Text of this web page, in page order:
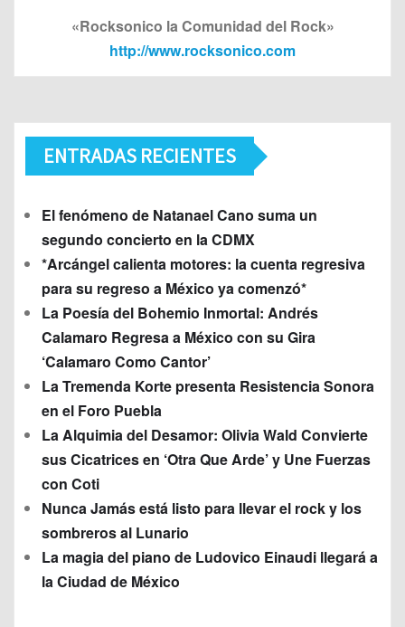
«Rocksonico la Comunidad del Rock»
http://www.rocksonico.com
ENTRADAS RECIENTES
El fenómeno de Natanael Cano suma un
segundo concierto en la CDMX
*Arcángel calienta motores: la cuenta regresiva
para su regreso a México ya comenzó*
La Poesía del Bohemio Inmortal: Andrés
Calamaro Regresa a México con su Gira
‘Calamaro Como Cantor’
La Tremenda Korte presenta Resistencia Sonora
en el Foro Puebla
La Alquimia del Desamor: Olivia Wald Convierte
sus Cicatrices en ‘Otra Que Arde’ y Une Fuerzas
con Coti
Nunca Jamás está listo para llevar el rock y los
sombreros al Lunario
La magia del piano de Ludovico Einaudi llegará a
la Ciudad de México